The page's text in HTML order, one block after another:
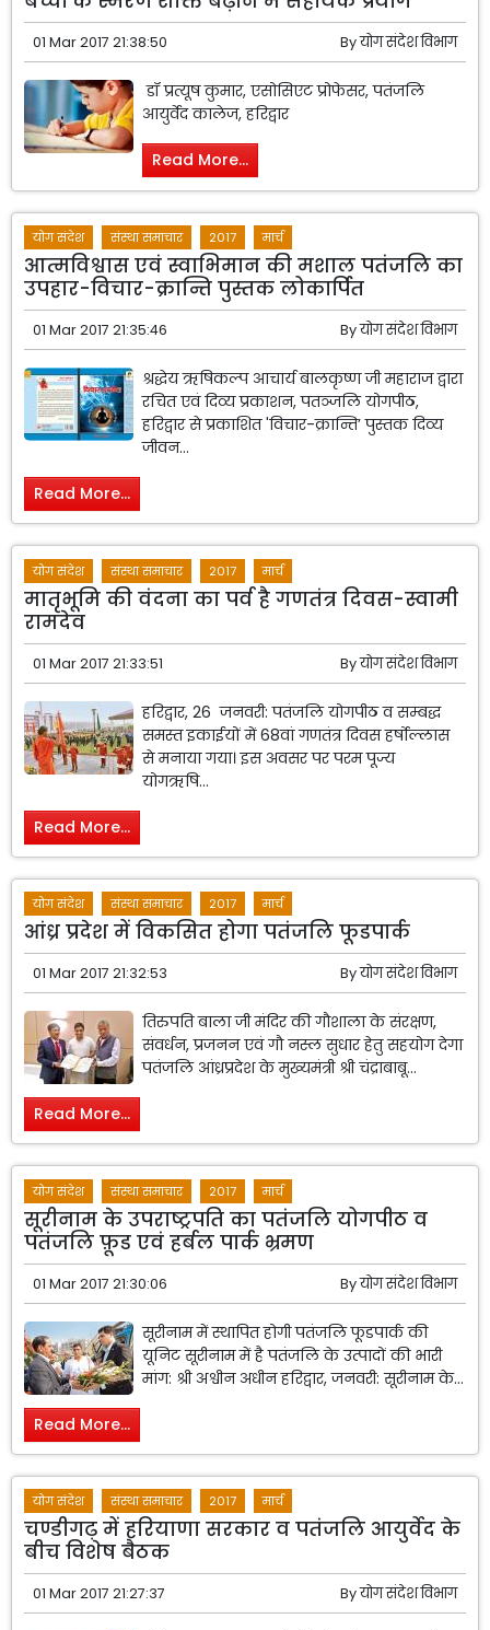
01 Mar 2017 21:38:50 Byयोग संदेश विभाग
डॉ प्रत्यूष कुमार, एसोसिएट प्रोफेसर, पतंजलि
आयुर्वेद कालेज, हरिद्वार
Read More...
योग संदेश संस्था समाचार 2017 मार्च
आत्मविश्वास एवं स्वाभिमान की मशाल पतंजलि का
उपहार-विचार-क्रान्ति पुस्तक लोकार्पित
01 Mar 2017 21:35:46 Byयोग संदेश विभाग
श्रद्धेय ऋषिकल्प आचार्य बालकृष्ण जी महाराज द्वारा
रचित एवं दिव्य प्रकाशन, पतञ्जलि योगपीठ,
हरिद्वार से प्रकाशित 'विचार-क्रान्ति’ पुस्तक दिव्य
जीवन...
Read More...
योग संदेश संस्था समाचार 2017 मार्च
मातृभूमि की वंदना का पर्व है गणतंत्र दिवस-स्वामी
रामदेव
01 Mar 2017 21:33:51 Byयोग संदेश विभाग
हरिद्वार, 26 जनवरी: पतंजलि योगपीठ व सम्बद्ध
समस्त इकाईयों में 68वां गणतंत्र दिवस हर्षोल्लास
से मनाया गया। इस अवसर पर परम पूज्य
योगऋषि...
Read More...
योग संदेश संस्था समाचार 2017 मार्च
आंध्र प्रदेश में विकसित होगा पतंजलि फूडपार्क
01 Mar 2017 21:32:53 Byयोग संदेश विभाग
तिरुपति बाला जी मंदिर की गौशाला के संरक्षण,
संवर्धन, प्रजनन एवं गौ नस्ल सुधार हेतु सहयोग देगा
पतंजलि आंध्रप्रदेश के मुख्यमंत्री श्री चंद्राबाबू...
Read More...
योग संदेश संस्था समाचार 2017 मार्च
सूरीनाम के उपराष्ट्रपति का पतंजलि योगपीठ व
पतंजलि फ़ूड एवं हर्बल पार्क भ्रमण
01 Mar 2017 21:30:06 Byयोग संदेश विभाग
सूरीनाम में स्थापित होगी पतंजलि फूडपार्क की
यूनिट सूरीनाम में है पतंजलि के उत्पादों की भारी
मांग: श्री अश्वीन अधीन हरिद्वार, जनवरी: सूरीनाम के...
Read More...
योग संदेश संस्था समाचार 2017 मार्च
चण्डीगढ़ में हरियाणा सरकार व पतंजलि आयुर्वेद के
बीच विशेष बैठक
01 Mar 2017 21:27:37 Byयोग संदेश विभाग